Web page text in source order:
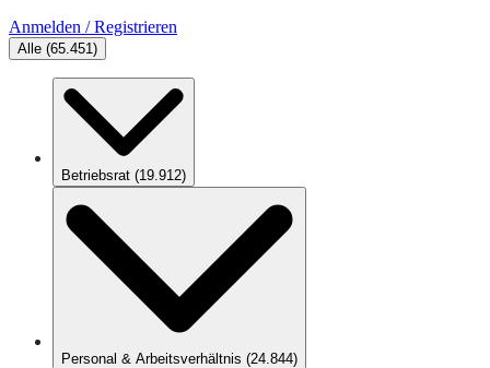
Anmelden / Registrieren
Alle (65.451)
Betriebsrat (19.912)
Personal & Arbeitsverhältnis (24.844)